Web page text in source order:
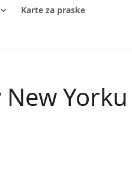
Karte za praske
Yorku